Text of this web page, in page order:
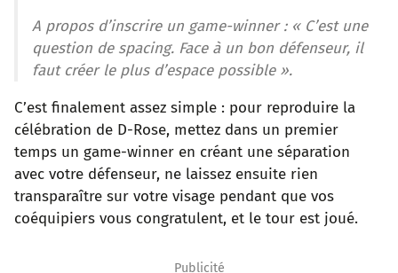
A propos d’inscrire un game-winner :« C’est une
question de spacing. Face à un bon défenseur, il
faut créer le plus d’espace possible ».
C’est finalement assez simple : pour reproduire la
célébration de D-Rose, mettez dans un premier
temps un game-winner en créant une séparation
avec votre défenseur, ne laissez ensuite rien
transparaître sur votre visage pendant que vos
coéquipiers vous congratulent, et le tour est joué.
Publicité